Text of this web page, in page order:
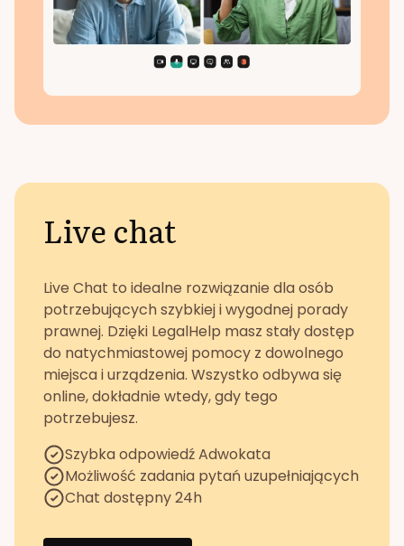
Live chat
Live Chat to idealne rozwiązanie dla osób
potrzebujących szybkiej i wygodnej porady
prawnej. Dzięki LegalHelp masz stały dostęp
do natychmiastowej pomocy z dowolnego
miejsca i urządzenia. Wszystko odbywa się
online, dokładnie wtedy, gdy tego
potrzebujesz.
Szybka odpowiedź Adwokata
Możliwość zadania pytań uzupełniających
Chat dostępny 24h